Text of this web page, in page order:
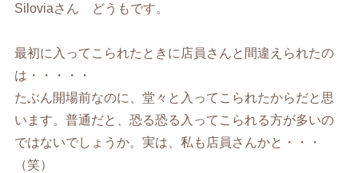
Siloviaさん どうもです。
最初に入ってこられたときに店員さんと間違えられたの
は・・・・・
たぶん開場前なのに、堂々と入ってこられたからだと思
います。普通だと、恐る恐る入ってこられる方が多いの
ではないでしょうか。実は、私も店員さんかと・・・
（笑）